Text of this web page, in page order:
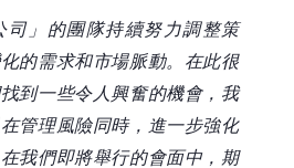
司」的團隊持續努力調整策
的需求和市場脈動。在此很
到一些令人興奮的機會，我
管理風險同時，進一步強化
我們即將舉行的會面中，期